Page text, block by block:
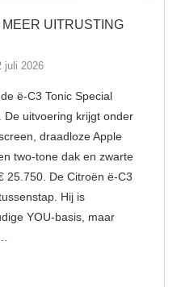
UITRUSTING
juli 2026
ë-C3 Tonic Special
De uitvoering krijgt onder
draadloze Apple
two-tone dak en zwarte
25.750. De Citroën ë-C3
Hij is
YOU-basis, maar